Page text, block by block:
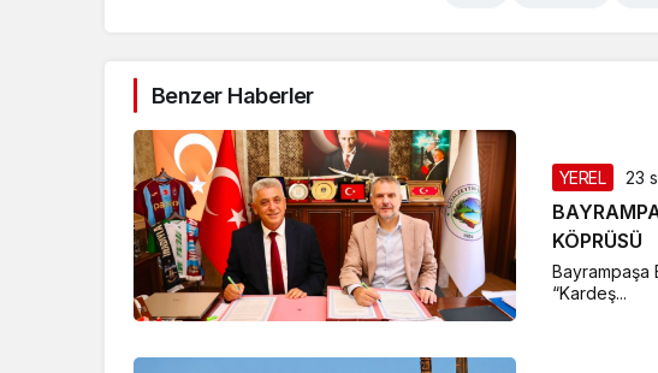
Benzer Haberler
YEREL 23
KÖPRÜSÜ
Bayrampaşa
“Kardeş...